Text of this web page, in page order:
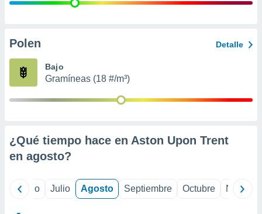
e
publicidad
Polen Detalle
Bajo
Gramíneas (18 #/m³)
¿Qué tiempo hace en Aston Upon Trent
en agosto?
Junio Julio Agosto Septiembre Octubre